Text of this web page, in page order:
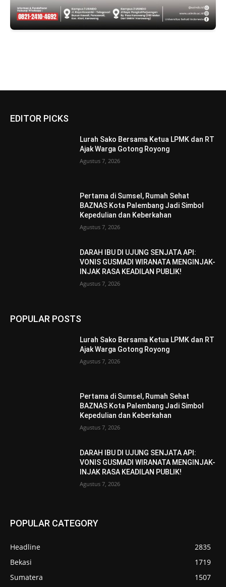
EDITOR PICKS
Lurah Sako Bersama Ketua LPMK dan RT
Ajak Warga Gotong Royong
Agustus 7, 2026
Pertama di Sumsel, Rumah Sehat
BAZNAS Kota Palembang Jadi Simbol
Kepedulian dan Keberkahan
Agustus 7, 2026
DARAH IBU DI UJUNG SENJATA API:
VONIS GUSMADI WIRANATA MENGINJAK-
INJAK RASA KEADILAN PUBLIK!
Agustus 7, 2026
POPULAR POSTS
Lurah Sako Bersama Ketua LPMK dan RT
Ajak Warga Gotong Royong
Agustus 7, 2026
Pertama di Sumsel, Rumah Sehat
BAZNAS Kota Palembang Jadi Simbol
Kepedulian dan Keberkahan
Agustus 7, 2026
DARAH IBU DI UJUNG SENJATA API:
VONIS GUSMADI WIRANATA MENGINJAK-
INJAK RASA KEADILAN PUBLIK!
Agustus 7, 2026
POPULAR CATEGORY
Headline
2835
Bekasi
1719
Sumatera
1507